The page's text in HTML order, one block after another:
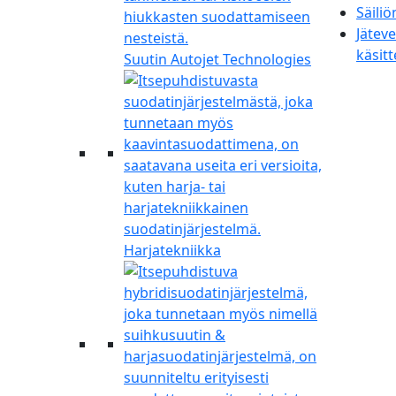
Suutin Autojet Technologies
Harjatekniikka